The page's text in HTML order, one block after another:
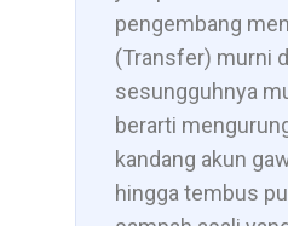
pengembang
(Transfer) murni
sesungguhnya
berarti
kandang akun
hingga tembus